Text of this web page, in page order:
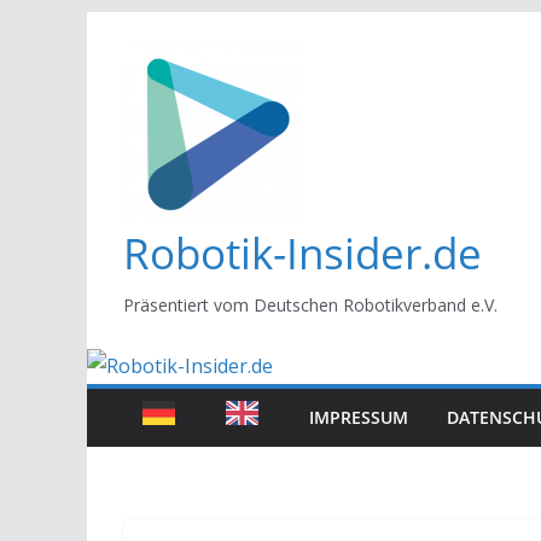
springen
Robotik-Insider.de
Präsentiert vom Deutschen Robotikverband e.V.
IMPRESSUM